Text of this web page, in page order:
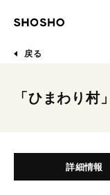
戻る
「ひまわり村
詳細情報